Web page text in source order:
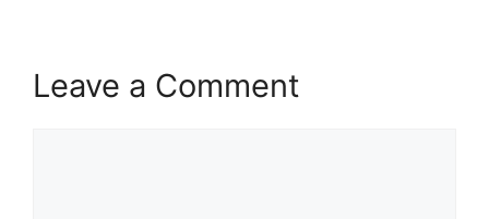
Leave a Comment